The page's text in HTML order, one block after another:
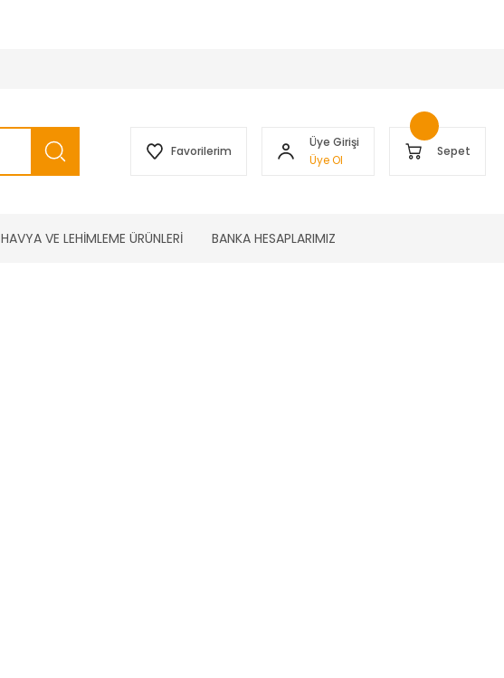
Favorilerim
Üye Girişi
Üye Ol
Sepet
HAVYA VE LEHİMLEME ÜRÜNLERİ BANKA HESAPLARIMIZ